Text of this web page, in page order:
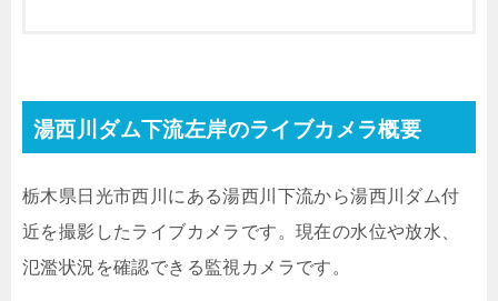
湯西川ダム下流左岸のライブカメラ概要
栃木県日光市西川にある湯西川下流から湯西川ダム付
近を撮影したライブカメラです。現在の水位や放水、
氾濫状況を確認できる監視カメラです。